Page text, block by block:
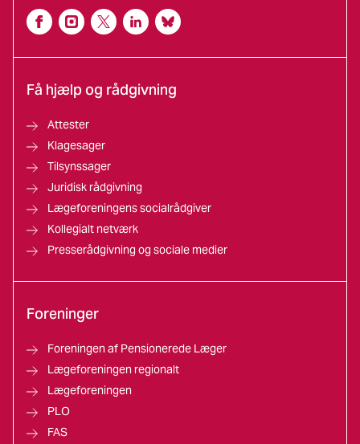
Få hjælp og rådgivning
Attester
Klagesager
Tilsynssager
Juridisk rådgivning
Lægeforeningens socialrådgiver
Kollegialt netværk
Presserådgivning og sociale medier
Foreninger
Foreningen af Pensionerede Læger
Lægeforeningen regionalt
Lægeforeningen
PLO
FAS